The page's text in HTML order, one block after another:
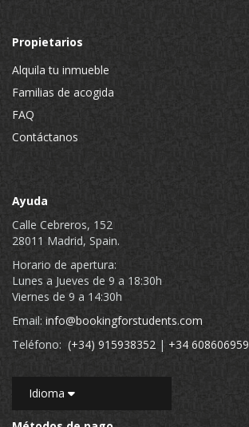
Propietarios
Alquila tu inmueble
Familias de acogida
FAQ
Contáctanos
Ayuda
Calle Cebreros, 152
28011 Madrid, Spain.
Horario de apertura:
Lunes a Jueves de 9 a 18:30h
Viernes de 9 a 14:30h
Email: info@bookingforstudents.com
Teléfono: (+34) 915938352 | +34 608606959
Idioma